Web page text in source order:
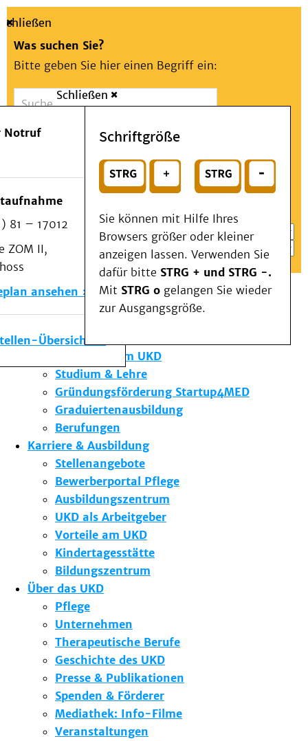
Suche
Schließen
Was suchen Sie?
Bitte geben Sie hier einen Begriff ein:
Suchen
oder
Wählen Sie ein Thema für Ihren Schnelleinstieg
Notfall
Schließen
Notruf
81 – 17012
ZOM II,
ansehen
Übersicht
Schriftgröße
Sie können mit Hilfe Ihres
Browsers größer oder kleiner
anzeigen lassen. Verwenden Sie
dafür bitte STRG + und STRG -.
Mit STRG o gelangen Sie wieder
zur Ausgangsgröße.
Menü
Patienten & Besucher
Kliniken/Institute/Zentren
Als Patient am UKD
Beratung und Unterstützung
Veranstaltungen
Kommunikation im Medizinwesen (KIM)
Notfall
Forschung & Lehre
Die Institute des UKD
Forschung am UKD
Studium & Lehre
Gründungsförderung Startup4MED
Graduiertenausbildung
Berufungen
Karriere & Ausbildung
Stellenangebote
Bewerberportal Pflege
Ausbildungszentrum
UKD als Arbeitgeber
Vorteile am UKD
Kindertagesstätte
Bildungszentrum
Über das UKD
Pflege
Unternehmen
Therapeutische Berufe
Geschichte des UKD
Presse & Publikationen
Spenden & Förderer
Mediathek: Info-Filme
Veranstaltungen